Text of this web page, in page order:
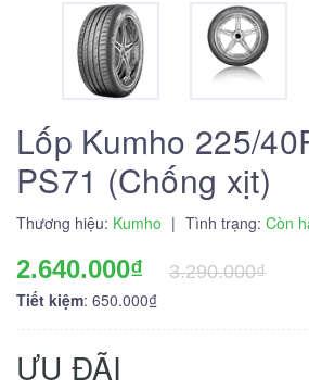
Lốp Kumho 225/
PS71 (Chống xịt)
Thương hiệu: Kumho | Tình trạng: Còn
2.640.000₫
3.290.000₫
Tiết kiệm: 650.000₫
ƯU ĐÃI